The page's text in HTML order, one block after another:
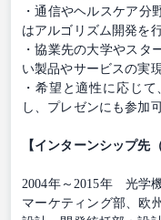
・通信やヘルスケア分
はアルゴリズム開発を
・協業先の大学やスタ
い製品やサービスの実
・希望と適性に応じ
し、プレゼンにも参加
【インターンシップ先
2004年～2015年 光学
マーケティング部、欧